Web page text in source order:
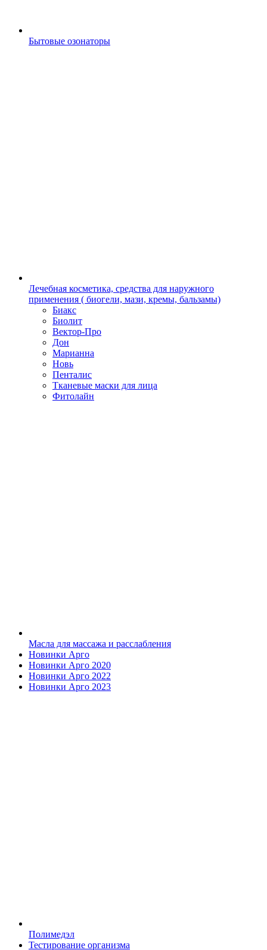
Бытовые озонаторы
Лечебная косметика, средства для наружного
применения ( биогели, мази, кремы, бальзамы)
Биакс
Биолит
Вектор-Про
Дон
Марианна
Новь
Пенталис
Тканевые маски для лица
Фитолайн
Масла для массажа и расслабления
Новинки Арго
Новинки Арго 2020
Новинки Арго 2022
Новинки Арго 2023
Полимедэл
Тестирование организма